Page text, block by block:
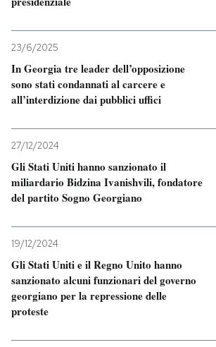
I MIEI PREFERITI
SHOP
CALENDARIO
AREA PERSONALE
23/6/2025
In Georgia tre leader dell’opposizione
sono stati condannati al carcere e
all’interdizione dai pubblici uffici
27/12/2024
Gli Stati Uniti hanno sanzionato il
miliardario Bidzina Ivanishvili, fondatore
del partito Sogno Georgiano
19/12/2024
Gli Stati Uniti e il Regno Unito hanno
sanzionato alcuni funzionari del governo
georgiano per la repressione delle
proteste